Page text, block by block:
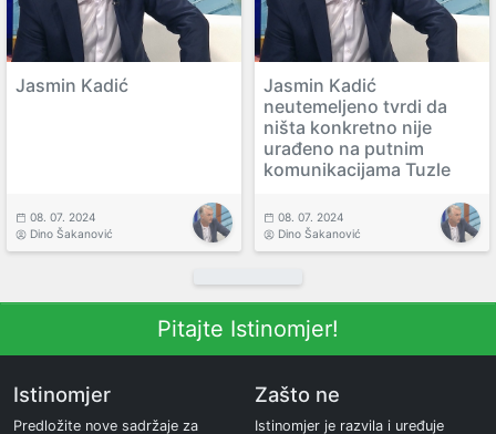
Jasmin Kadić
08. 07. 2024
Dino Šakanović
Jasmin Kadić
neutemeljeno tvrdi da
ništa konkretno nije
urađeno na putnim
komunikacijama Tuzle
08. 07. 2024
Dino Šakanović
Pitajte Istinomjer!
Istinomjer
Predložite nove sadržaje za
Zašto ne
Istinomjer je razvila i uređuje